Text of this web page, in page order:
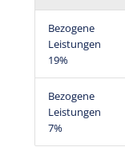
Bezogene
Leistungen
19%
Bezogene
Leistungen
7%